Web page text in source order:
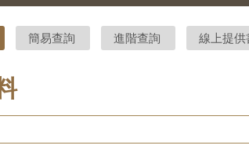
簡易查詢 進階查詢 線上提供